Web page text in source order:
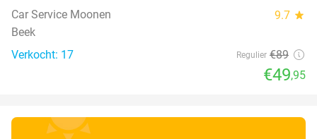
Car Service Moonen 9.7 star
Beek
Verkocht: 17
Regulier €89
€49,95